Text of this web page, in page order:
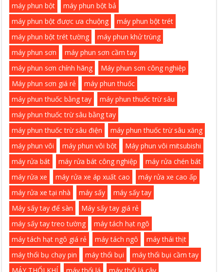
máy phun bột
máy phun bột bả
máy phun bột được ưa chuộng
máy phun bột trét
máy phun bột trét tường
máy phun khử trùng
máy phun sơn
máy phun sơn cầm tay
máy phun sơn chính hãng
Máy phun sơn công nghiệp
Máy phun sơn giá rẻ
máy phun thuốc
máy phun thuốc bằng tay
máy phun thuốc trừ sâu
máy phun thuốc trừ sâu bằng tay
máy phun thuốc trừ sâu điện
máy phun thuốc trừ sâu xăng
máy phun vôi
máy phun vôi bột
Máy phun vôi mitsubishi
máy rửa bát
máy rửa bát công nghiệp
máy rửa chén bát
máy rửa xe
máy rửa xe áp xuất cao
máy rửa xe cao ấp
máy rửa xe tại nhà
máy sấy
máy sấy tay
Máy sấy tay để sàn
Máy sấy tay giá rẻ
máy sấy tay treo tường
máy tách hạt ngô
máy tách hạt ngô giá rẻ
máy tách ngô
máy thái thịt
máy thổi bụ chạy pin
máy thổi bụi
máy thổi bụi cầm tay
MÁY THỔI KHÍ
máy thổi lá
máy thổi lá cây